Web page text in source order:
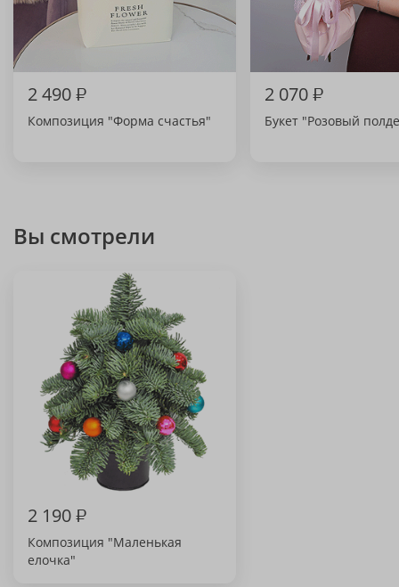
2 490₽
Композиция "Форма счастья"
2 070₽
Букет "Розовый
Вы смотрели
2 190₽
Композиция "Маленькая
елочка"